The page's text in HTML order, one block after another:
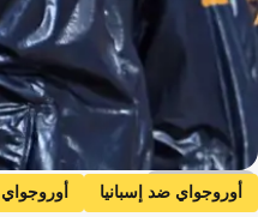
Getty Images
أوروجواي ضد إسبانيا أوروجواي